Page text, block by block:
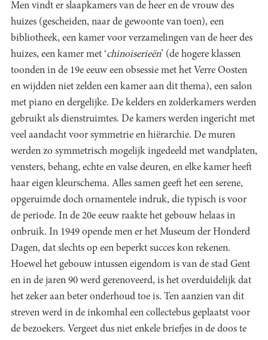
Men vindt er slaapkamers van de heer en de vrouw des
huizes (gescheiden, naar de gewoonte van toen), een
bibliotheek, een kamer voor verzamelingen van de heer des
huizes, een kamer met ‘chinoiserieën’ (de hogere klassen
toonden in de 19e eeuw een obsessie met het Verre Oosten
en wijdden niet zelden een kamer aan dit thema), een salon
met piano en dergelijke. De kelders en zolderkamers werden
gebruikt als dienstruimtes. De kamers werden ingericht met
veel aandacht voor symmetrie en hiërarchie. De muren
werden zo symmetrisch mogelijk ingedeeld met wandplaten,
vensters, behang, echte en valse deuren, en elke kamer heeft
haar eigen kleurschema. Alles samen geeft het een serene,
opgeruimde doch ornamentele indruk, die typisch is voor
de periode. In de 20e eeuw raakte het gebouw helaas in
onbruik. In 1949 opende men er het Museum der Honderd
Dagen, dat slechts op een beperkt succes kon rekenen.
Hoewel het gebouw intussen eigendom is van de stad Gent
en in de jaren 90 werd gerenoveerd, is het overduidelijk dat
het zeker aan beter onderhoud toe is. Ten aanzien van dit
streven werd in de inkomhal een collectebus geplaatst voor
de bezoekers. Vergeet dus niet enkele briefjes in de doos te